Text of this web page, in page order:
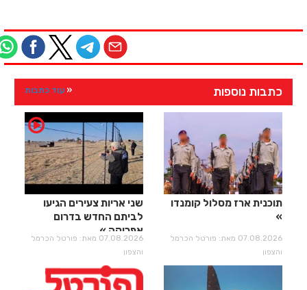
כתבות נוספות עוד כתבות
תוכנית ארז מסלול קומנדו
07.08.2026 מאת: פורטל הכרמל
והצפון
שני אריות צעירים הגיעו
לביתם החדש בדרום
אפריקה
07.08.2026 מאת: פורטל הכרמל
והצפון